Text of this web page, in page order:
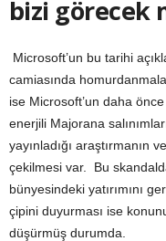
bizi görecek
Microsoft’un bu tarihi
camiasında
ise Microsoft’un daha
enerjili Majorana
yayınladığı araştırmanın
çekilmesi var. Bu
bünyesindeki yatırımını
çipini duyurması ise
düşürmüş durumda.